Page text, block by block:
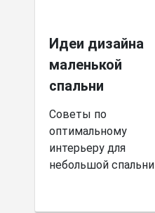
Идеи дизайна
маленькой
спальни
Советы по
оптимальному
интерьеру для
небольшой спальни